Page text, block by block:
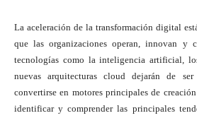
La aceleración de la transformación digital
que las organizaciones operan, innovan y
tecnologías como la inteligencia artificial,
nuevas arquitecturas cloud dejarán de
convertirse en motores principales de
identificar y comprender las principales